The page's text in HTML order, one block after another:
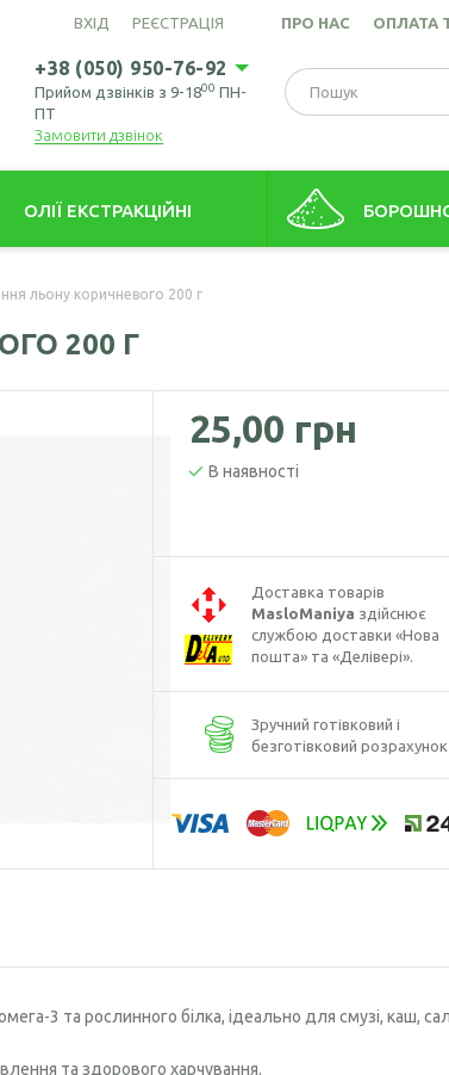
ВХІД РЕЄСТРАЦІЯ ПРО НАС ОПЛАТА
+38 (050) 950-76-92
Прийом дзвінків з 9-1800 ПН-
ПТ
Замовити дзвінок
ОЛІЇ ЕКСТРАКЦІЙНІ
Борошно зародків
Борошно лляне
Борошно
льону коричневого 200 г
200 Г
25,00 грн
В наявності
Доставка товарів
MasloManiya здійснює
службою доставки «Нова
пошта» та «Делівері».
Зручний готівковий і
безготівковий розрахунок
3 та рослинного білка, ідеально для смузі, каш,
та здорового харчування.